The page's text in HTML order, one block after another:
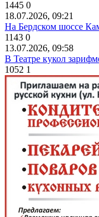
1445 0
18.07.2026, 09:21
На Бердском шоссе
1143 0
13.07.2026, 09:58
В Театре кукол
1052 1